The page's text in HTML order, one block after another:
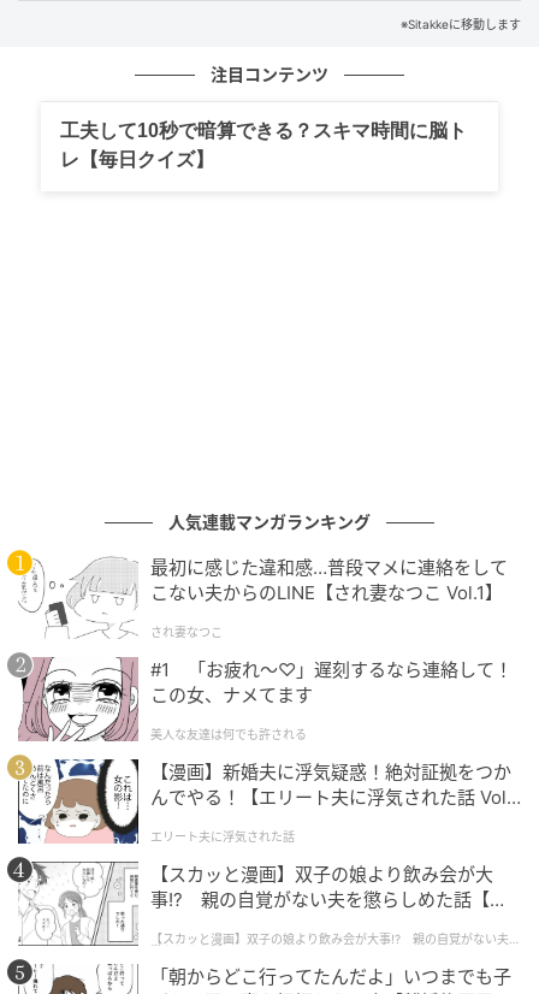
「私のタックネームは五稜。函館市出身なので五稜郭
Sitakke
F-15戦闘機の速度は最大マッハ2.5。千歳～東京間を約
17分で行ける計算です。
そのスピードで飛行し、急旋回、急上昇。
最大9Ｇ。50キロの人だと450キロの負荷が体にかかる
計算です。
※Sitakkeに移動します
注目コンテンツ
工夫して10秒で暗算できる？スキマ時間に脳ト
レ【毎日クイズ】
人気連載マンガランキング
最初に感じた違和感…普段マメに連絡をして
こない夫からのLINE【され妻なつこ Vol.1】
され妻なつこ
#1 「お疲れ〜♡」遅刻するなら連絡して！
この女、ナメてます
美人な友達は何でも許される
【漫画】新婚夫に浮気疑惑！絶対証拠をつか
んでやる！【エリート夫に浮気された話 Vol.
エリート夫に浮気された話
【スカッと漫画】双子の娘より飲み会が大
事!? 親の自覚がない夫を懲らしめた話【第1
【スカッと漫画】双子の娘より飲み会が大事!? 親の自覚がない夫を
懲らしめた話
「朝からどこ行ってたんだよ」いつまでも子